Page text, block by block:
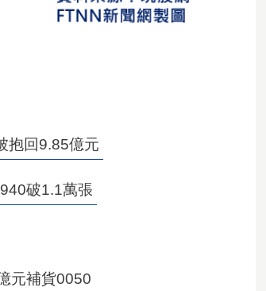
抱回9.85億元
破1.1萬張
元補貨0050